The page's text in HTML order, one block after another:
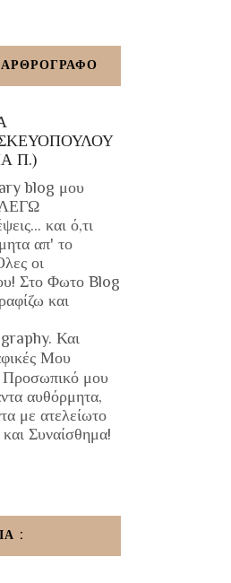
Π.)
blog μου
και ό,τι
απ' το
οι
Στο Φωτο Blog
και
Και
Μου
Προσωπικό μου
αυθόρμητα,
με ατελείωτο
Συναίσθημα!
: